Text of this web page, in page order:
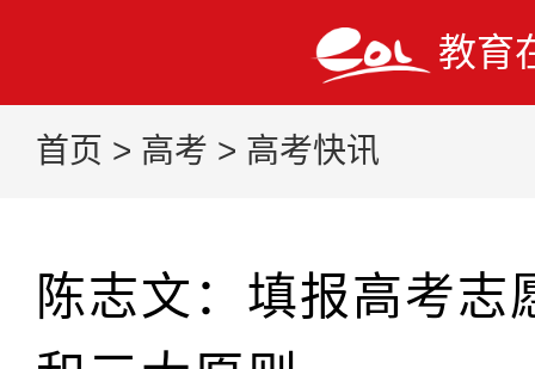
教育
首页 > 高考 > 高考快讯
陈志文：填报高考志